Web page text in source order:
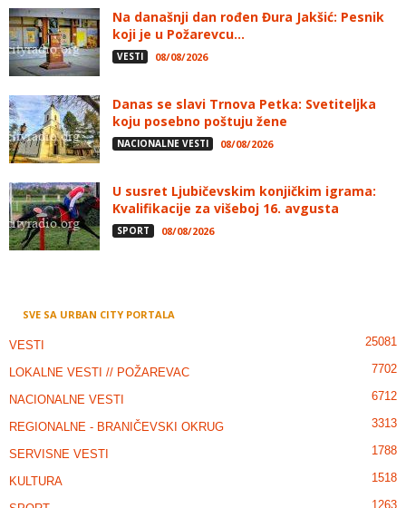
Na današnji dan rođen Đura Jakšić: Pesnik
koji je u Požarevcu...
VESTI 08/08/2026
Danas se slavi Trnova Petka: Svetiteljka
koju posebno poštuju žene
NACIONALNE VESTI 08/08/2026
U susret Ljubičevskim konjičkim igrama:
Kvalifikacije za višeboj 16. avgusta
SPORT 08/08/2026
SVE SA URBAN CITY PORTALA
VESTI 25081
LOKALNE VESTI // POŽAREVAC 7702
NACIONALNE VESTI 6712
REGIONALNE - BRANIČEVSKI OKRUG 3313
SERVISNE VESTI 1788
KULTURA 1518
1263